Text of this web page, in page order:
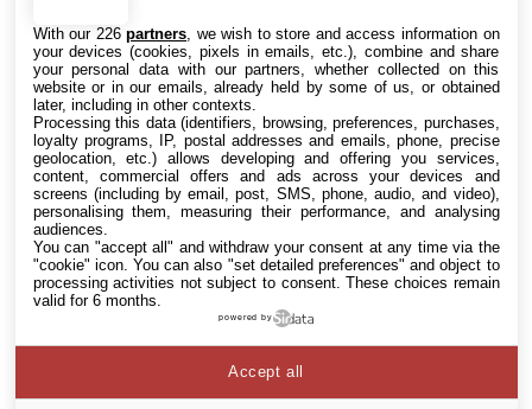
With our 226partners , we wish to store and access information on
your devices (cookies, pixels in emails, etc.), combine and share
your personal data with our partners, whether collected on this
website or in our emails, already held by some of us, or obtained
later, including in other contexts.
Processing this data (identifiers, browsing, preferences, purchases,
loyalty programs, IP, postal addresses and emails, phone, precise
geolocation, etc.) allows developing and offering you services,
content, commercial offers and ads across your devices and
screens (including by email, post, SMS, phone, audio, and video),
personalising them, measuring their performance, and analysing
audiences.
You can "accept all" and withdraw your consent at any time via the
"cookie" icon. You can also "set detailed preferences" and object to
processing activities not subject to consent. These choices remain
valid for 6 months.
powered by
Accept all